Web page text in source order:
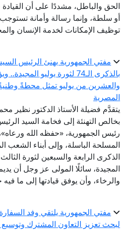
والباطل، مشددًا على أن القيادة
سلطة، وإنما رسالة وأمانة تستوجب
الإمكانات لخدمة الإنسان
مفتي الجمهورية يهنئ الرئيس
بالذكرى الـ74 لثورة يوليو المجيدة..
من يوليو تمثل محطةً وطنيةً
فضيلة الأستاذ الدكتور نظير محمد
التهنئة إلى فخامة السيد الرئيس
الجمهورية، «حفظه الله ورعاه»،
الباسلة، وإلى أبناء الشعب
الرابعة والسبعين لثورة الثالث
سائلًا المولى عز وجل أن يديم
وأن يوفق قيادتها إلى ما فيه
مفتي الجمهورية يلتقي وفد السفارة
تعزيز التعاون المشترك وتوسيع